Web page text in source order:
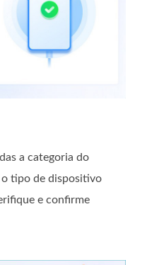
a categoria do
tipo de dispositivo
e confirme